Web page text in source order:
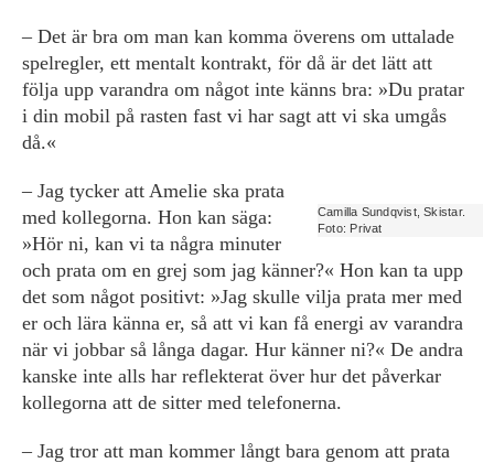
– Det är bra om man kan komma ­överens om uttalade
spelregler, ett ­mentalt kontrakt, för då är det lätt att
följa upp varandra om något inte känns bra: »Du pratar
i din mobil på rasten fast vi har sagt att vi ska umgås
då.«
Camilla Sundqvist, Skistar.
Foto: Privat
– Jag tycker att Amelie ska prata
med kollegorna. Hon kan säga:
»Hör ni, kan vi ta några minuter
och prata om en grej som jag känner?« Hon kan ta upp
det som något positivt: »Jag skulle vilja prata mer med
er och lära känna er, så att vi kan få energi av varandra
när vi jobbar så långa dagar. Hur känner ni?« De andra
kanske inte alls har reflekterat över hur det påverkar
kollegorna att de sitter med telefonerna.
– Jag tror att man kommer långt bara genom att prata